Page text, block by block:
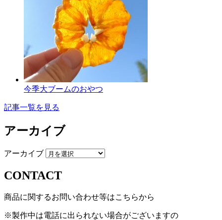
今季大ブームのおやつ
記事一覧を見る
アーカイブ
アーカイブ
CONTACT
商品に関するお問い合わせ等はこちらから
※製作中は電話に出られない場合がございますの